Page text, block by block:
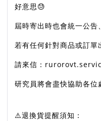
好意思😓
屆時寄出時也會統一公告
若有任何針對商品或訂單
請來信：
研究員將會盡快協助各位
⚠️退換貨提醒須知：